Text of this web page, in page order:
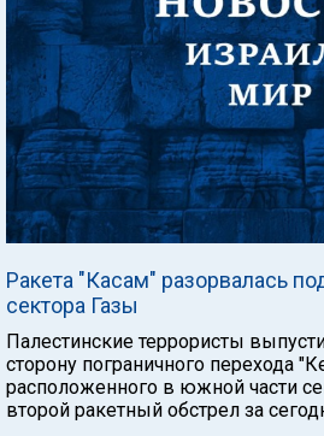
Ракета "Касам" разорвалась
сектора Газы
Палестинские террористы
сторону пограничного перехода
расположенного в южной части
второй ракетный обстрел за